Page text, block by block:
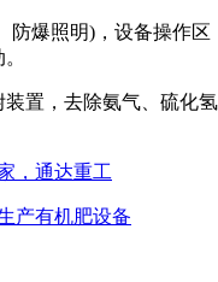
防爆照明)，设备操作区
置，去除氨气、硫化氢
，通达重工
产有机肥设备